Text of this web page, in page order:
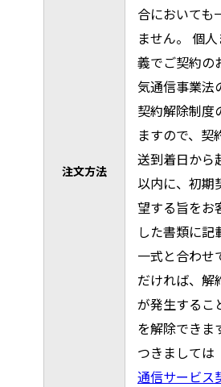
注文方法
合においても
ません。 個
義でご契約の
気通信事業法
契約解除制度
ますので、契
送到着⽇から
以内に、初期
望する旨をお
した書類に記
一式と合わせ
だければ、解
が発生するこ
を解除でき
つきましては
通信サービス